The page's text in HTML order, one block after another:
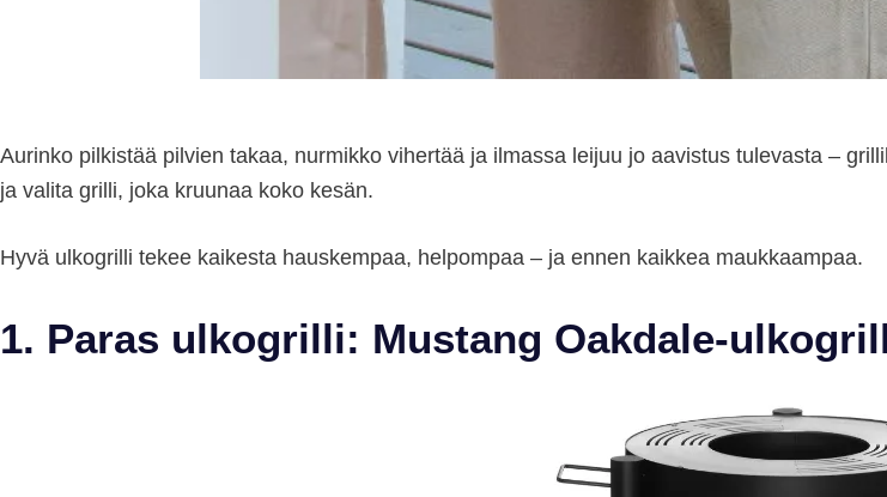
Aurinko pilkistää pilvien takaa, nurmikko vihertää ja ilmassa leijuu jo aavistus tulevasta –
ja valita grilli, joka kruunaa koko kesän.
Hyvä ulkogrilli tekee kaikesta hauskempaa, helpompaa – ja ennen kaikkea maukkaampaa.
1. Paras ulkogrilli: Mustang Oakdale-